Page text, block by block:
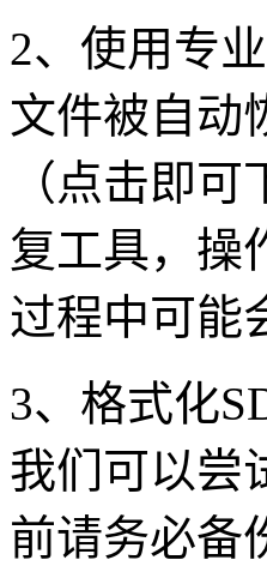
2、使用专
文件被自动
（点击即
复工具，操
过程中可能
3、格式化
我们可以尝
前请务必备